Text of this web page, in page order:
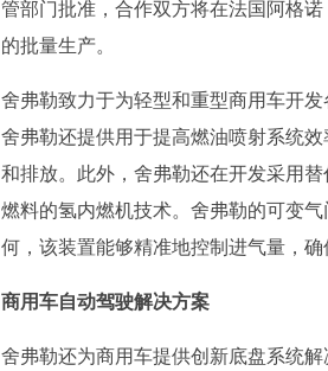
管部门批准，合作双方将在法国阿格
的批量生产。
舍弗勒致力于为轻型和重型商用车开
舍弗勒还提供用于提高燃油喷射系统
和排放。此外，舍弗勒还在开发采用
燃料的氢内燃机技术。舍弗勒的可变
何，该装置能够精准地控制进气量，确
商用车自动驾驶解决方案
舍弗勒还为商用车提供创新底盘系统